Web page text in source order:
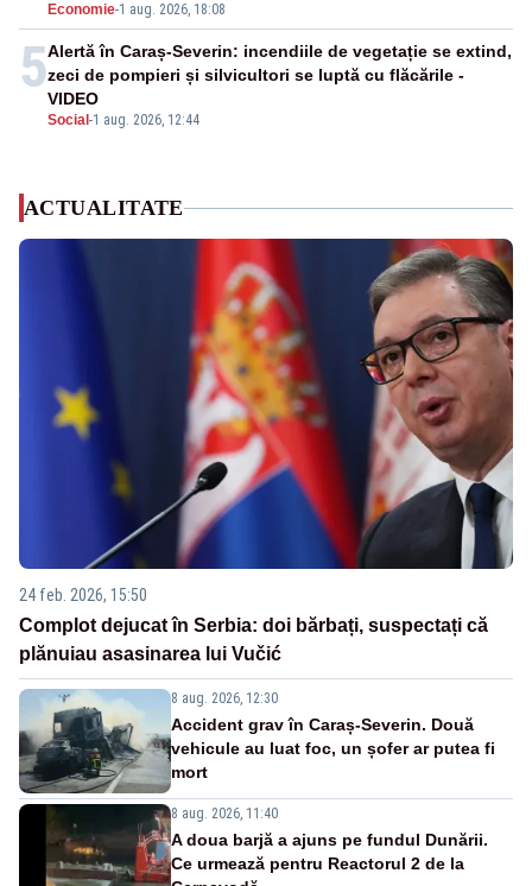
Economie-1 aug. 2026, 18:08
5
Social -1 aug. 2026, 12:44
Alertă în Caraș-Severin: incendiile de vegetație se extind,
zeci de pompieri și silvicultori se luptă cu flăcările -
VIDEO
ACTUALITATE
24 feb. 2026, 15:50
Complot dejucat în Serbia: doi bărbați, suspectați că
plănuiau asasinarea lui Vučić
8 aug. 2026, 12:30
Accident grav în Caraș-Severin. Două
vehicule au luat foc, un șofer ar putea fi
mort
8 aug. 2026, 11:40
A doua barjă a ajuns pe fundul Dunării.
Ce urmează pentru Reactorul 2 de la